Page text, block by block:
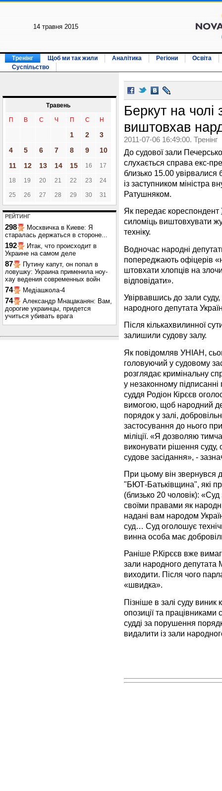
14 травня 2015
Тренінг Щоб ми так жили Аналітика Регіони
Освіта
Суспільство
Травень
П В С Ч П С Н
1 2
3
4
5 6 7 8 9
10
11
12 13 14 15 16 17
18 19 20 21 22 23 24
25 26 27 28 29 30 31
РЕЙТИНГ
298
Москвичка в Киеве: Я
старалась держаться в стороне...
192
Итак, что происходит в
Украине на самом деле
87
Путину капут, он попал в
ловушку: Украина применила ноу-
хау ведения современных войн
74 Медіашкола-4
74
Александр Мнацаканян: Вам,
дорогие украинцы, придется
учиться убивать врага
Беркут на чолі
виштовхав
2011-07-06 16:49:00. Тренінг
До судової зали
слухається справа екс-
близько 15.00 увірвалися
із заступником міністра
Ратушняком.
Як передає кореспондент
силоміць виштовхувати
техніку.
Водночас народні
попереджають офіцерів
штовхати хлопців на
відповідати».
Увірвавшись до зали
народного депутата
Після кількахвилинної
залишили судову залу.
Як повідомляв УНІАН,
головуючий у судовому
розглядає кримінальну
у незаконному підписанні
суддя Родіон Кірєєв
вимогою, щоб народний
порядок у залі,
застосування до нього
міліції. «Я дозволяю
виконувати рішення суду,
судове засідання», -
При цьому він звернувся
"БЮТ-Батьківщина", які
(близько 20 чоловік):
своїми правами як
надані вам народом
суд… Суд оголошує
винна особа має
Раніше Р.Кірєєв вже
зали народного депутата
виходити. Після чого
«швидка».
Пізніше в залі суду
опозиції та працівниками
судді за порушення
видалити із зали